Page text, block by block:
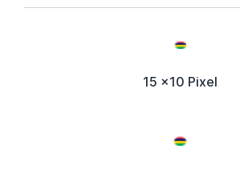
15 x10 Pixel